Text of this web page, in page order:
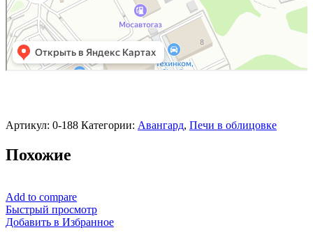
Артикул: 0-188 Категории: Авангард, Печи в облицовке
Похожие
Add to compare
Быстрый просмотр
Добавить в Избранное